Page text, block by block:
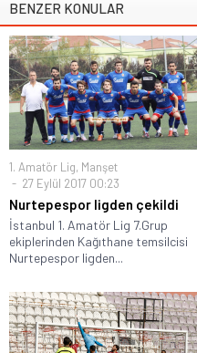
BENZER KONULAR
1. Amatör Lig, Manşet
27 Eylül 2017 00:23
Nurtepespor ligden çekildi
İstanbul 1. Amatör Lig 7.Grup
ekiplerinden Kağıthane temsilcisi
Nurtepespor ligden...